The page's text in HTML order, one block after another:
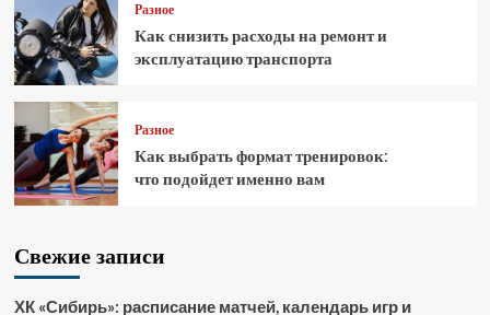
Разное
Как снизить расходы на ремонт и
эксплуатацию транспорта
Разное
Как выбрать формат тренировок:
что подойдет именно вам
Свежие записи
ХК «Сибирь»: расписание матчей, календарь игр и